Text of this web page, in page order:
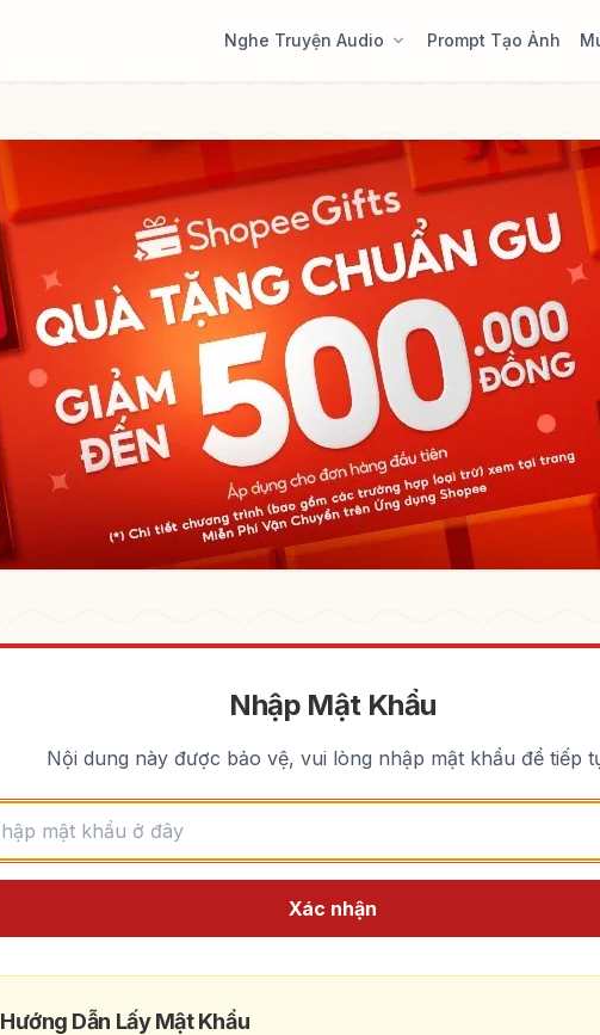
Nghe Truyện Audio Prompt Tạo Ảnh
Nhập Mật Khẩu
Nội dung này được bảo vệ, vui lòng nhập mật khẩu để tiếp
Xác nhận
Hướng Dẫn Lấy Mật Khẩu